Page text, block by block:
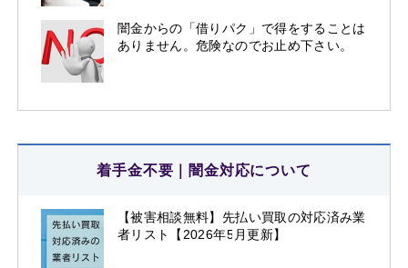
闇金からの「借りパク」で得をすることは
ありません。危険なのでお止め下さい。
着手金不要｜闇金対応について
【被害相談無料】先払い買取の対応済み業
者リスト【2026年5月更新】